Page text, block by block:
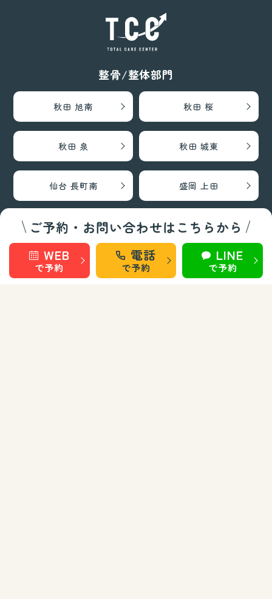
ご予約・お問い合わせはこちらから
WEB
で予約
電話
で予約
LINE
で予約
整骨/整体部門
秋田 旭南 秋田 桜
秋田 泉 秋田 城東
仙台 長町南 盛岡 上田
盛岡 南大通
巻き爪矯正・フットケア部門